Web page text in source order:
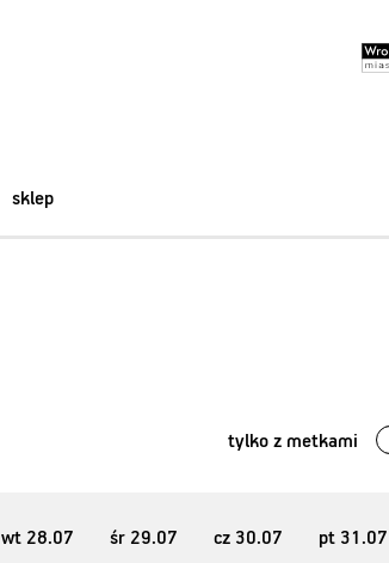
sklep
tylko z metkami
wt 28.07 śr 29.07 cz 30.07 pt 31 .07